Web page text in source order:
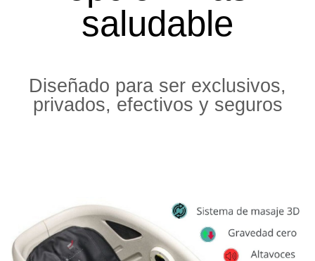
saludable
Diseñado para ser exclusivos,
privados, efectivos y seguros